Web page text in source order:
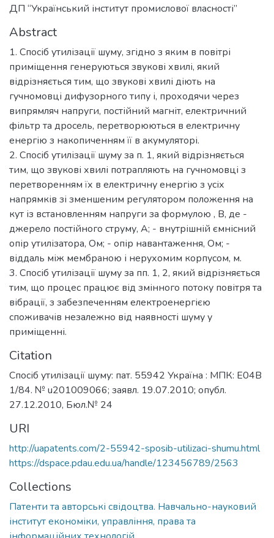
ДП “Український інститут промислової власності”
Abstract
1. Спосіб утилізації шуму, згідно з яким в повітрі
приміщення генеруються звукові хвилі, який
відрізняється тим, що звукові хвилі діють на
гучномовці дифузорного типу і, проходячи через
випрямляч напруги, постійний магніт, електричний
фільтр та дросель, перетворюються в електричну
енергію з накопиченням її в акумуляторі.
2. Спосіб утилізації шуму за п. 1, який відрізняється
тим, що звукові хвилі потрапляють на гучномовці з
перетворенням їх в електричну енергію з усіх
напрямків зі зменшеним регулятором положення на
кут із встановленням напруги за формулою , В, де -
джерело постійного струму, А; - внутрішній ємнісний
опір утилізатора, Ом; - опір навантаження, Ом; -
віддаль між мембраною і нерухомим корпусом, м.
3. Спосіб утилізації шуму за пп. 1, 2, який відрізняється
тим, що процес працює від змінного потоку повітря та
вібрації, з забезпеченням електроенергією
споживачів незалежно від наявності шуму у
приміщенні.
Citation
Спосіб утилізації шуму: пат. 55942 Україна : МПК: E04B
1/84. № u201009066; заявл. 19.07.2010; опубл.
27.12.2010, Бюл.№ 24
URI
http://uapatents.com/2-55942-sposib-utilizaci-shumu.html
https://dspace.pdau.edu.ua/handle/123456789/2563
Collections
Патенти та авторські свідоцтва. Навчально-науковий
інститут економіки, управління, права та